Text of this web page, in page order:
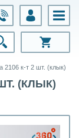
2106 к-т 2 шт. (клык)
(КЛЫК)